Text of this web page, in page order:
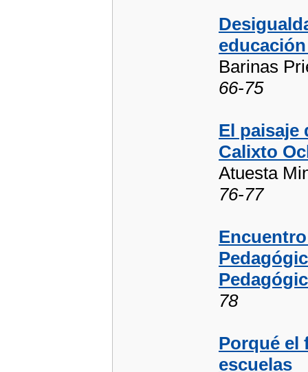
Barinas
66-75
El paisaje
Calixto
Atuesta
76-77
78
Porqué el
escuelas